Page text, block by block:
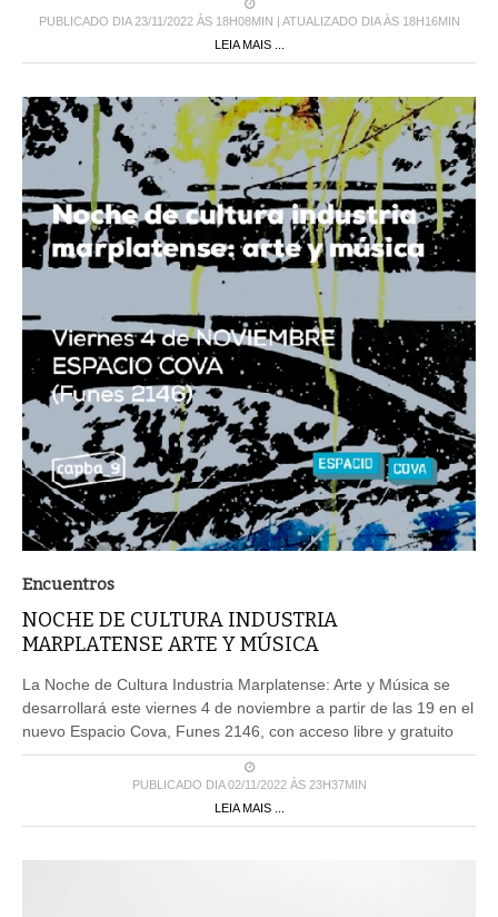
PUBLICADO DIA 23/11/2022 ÀS 18H08MIN | ATUALIZADO DIA ÀS 18H16MIN
LEIA MAIS ...
Encuentros
NOCHE DE CULTURA INDUSTRIA
MARPLATENSE ARTE Y MÚSICA
La Noche de Cultura Industria Marplatense: Arte y Música se
desarrollará este viernes 4 de noviembre a partir de las 19 en el
nuevo Espacio Cova, Funes 2146, con acceso libre y gratuito
PUBLICADO DIA 02/11/2022 ÀS 23H37MIN
LEIA MAIS ...